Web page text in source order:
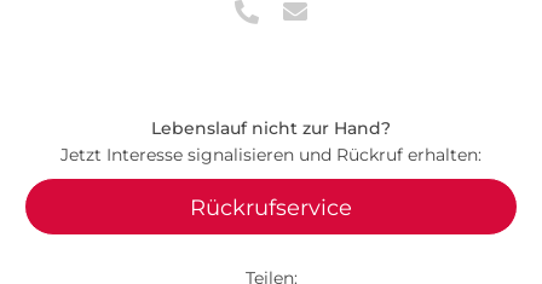
Lebenslauf nicht zur Hand?
Jetzt Interesse signalisieren und Rückruf erhalten:
Rückrufservice
Teilen: